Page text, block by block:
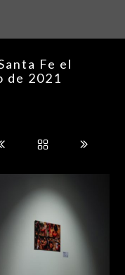
Fe el
de 2021